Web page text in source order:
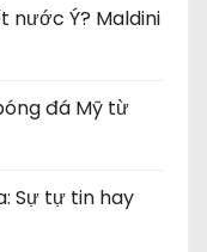
nước Ý? Maldini
đá Mỹ từ
Sự tự tin hay